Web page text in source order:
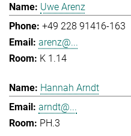
Uwe Arenz
+49 228 91416-163
arenz@...
K 1.14
Hannah Arndt
arndt@...
PH.3